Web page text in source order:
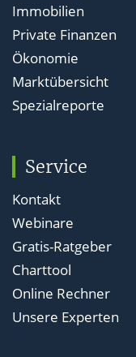
Immobilien
Private Finanzen
Ökonomie
Marktübersicht
Spezialreporte
Service
Kontakt
Webinare
Gratis-Ratgeber
Charttool
Online Rechner
Unsere Experten